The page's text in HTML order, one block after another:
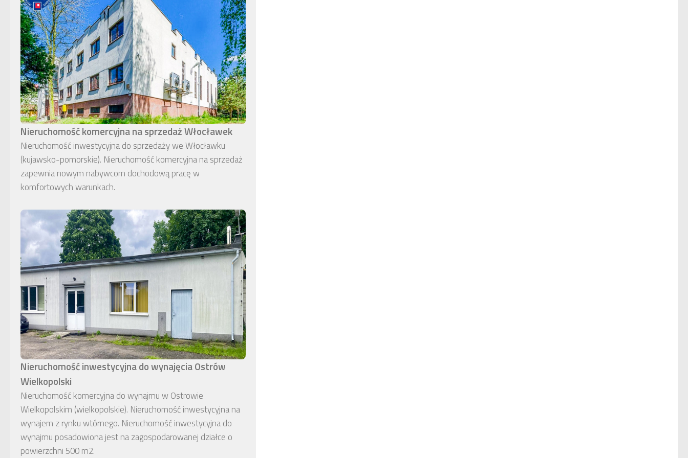
Nieruchomość komercyjna na sprzedaż Włocławek
Nieruchomość inwestycyjna do sprzedaży we Włocławku
(kujawsko-pomorskie). Nieruchomość komercyjna na sprzedaż
zapewnia nowym nabywcom dochodową pracę w
komfortowych warunkach.
Nieruchomość inwestycyjna do wynajęcia Ostrów
Wielkopolski
Nieruchomość komercyjna do wynajmu w Ostrowie
Wielkopolskim (wielkopolskie). Nieruchomość inwestycyjna na
wynajem z rynku wtórnego. Nieruchomość inwestycyjna do
wynajmu posadowiona jest na zagospodarowanej działce o
powierzchni 500 m2.